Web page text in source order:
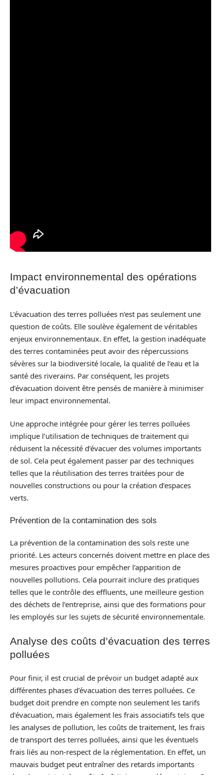
Impact environnemental des opérations
d’évacuation
L’évacuation des terres polluées n’est pas seulement une
question de coûts. Elle soulève également de véritables
enjeux environnementaux. En effet, la gestion inadéquate
des terres contaminées peut avoir des répercussions
sévères sur la biodiversité locale, la qualité de l’eau et la
santé des riverains. Par conséquent, les projets
d’évacuation doivent être pensés de manière à minimiser
leur impact environnemental.
Une approche intégrée pour gérer les terres polluées
implique l’utilisation de techniques de traitement qui
réduisent la nécessité d’évacuer des volumes importants
de sol. Cela peut également passer par des techniques
telles que la réutilisation des terres traitées pour de
nouvelles constructions ou pour la création d’espaces
verts.
Prévention de la contamination des sols
La prévention de la contamination des sols reste une
priorité. Les acteurs concernés doivent mettre en place des
mesures proactives pour empêcher l’apparition de
nouvelles pollutions. Cela pourrait inclure des pratiques
telles que le contrôle des effluents, une meilleure gestion
des déchets de l’entreprise, ainsi que des formations pour
les employés sur les sujets de sécurité environnementale.
Analyse des coûts d’évacuation des terres
polluées
Pour finir, il est crucial de prévoir un budget adapté aux
différentes phases d’évacuation des terres polluées. Ce
budget doit prendre en compte non seulement les tarifs
d’évacuation, mais également les frais associatifs tels que
les analyses de pollution, les coûts de traitement, les frais
de transport des terres polluées, ainsi que les éventuels
frais liés au non-respect de la réglementation. En effet, un
mauvais budget peut entraîner des retards importants